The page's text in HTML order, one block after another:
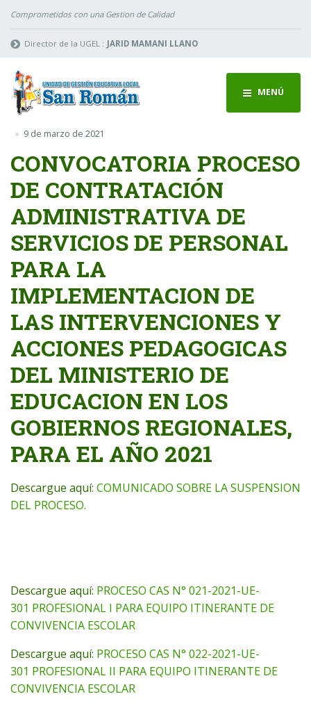
Comprometidos con una Gestion de Calidad
Director de la UGEL : JARID MAMANI LLANO
MENÚ
9 de marzo de 2021
CONVOCATORIA PROCESO
DE CONTRATACIÓN
ADMINISTRATIVA DE
SERVICIOS DE PERSONAL
PARA LA
IMPLEMENTACION DE
LAS INTERVENCIONES Y
ACCIONES PEDAGOGICAS
DEL MINISTERIO DE
EDUCACION EN LOS
GOBIERNOS REGIONALES,
PARA EL AÑO 2021
Descargue aquí: COMUNICADO SOBRE LA SUSPENSION
DEL PROCESO.
Descargue aquí: PROCESO CAS N° 021-2021-UE-
301 PROFESIONAL I PARA EQUIPO ITINERANTE DE
CONVIVENCIA ESCOLAR
Descargue aquí: PROCESO CAS N° 022-2021-UE-
301 PROFESIONAL II PARA EQUIPO ITINERANTE DE
CONVIVENCIA ESCOLAR